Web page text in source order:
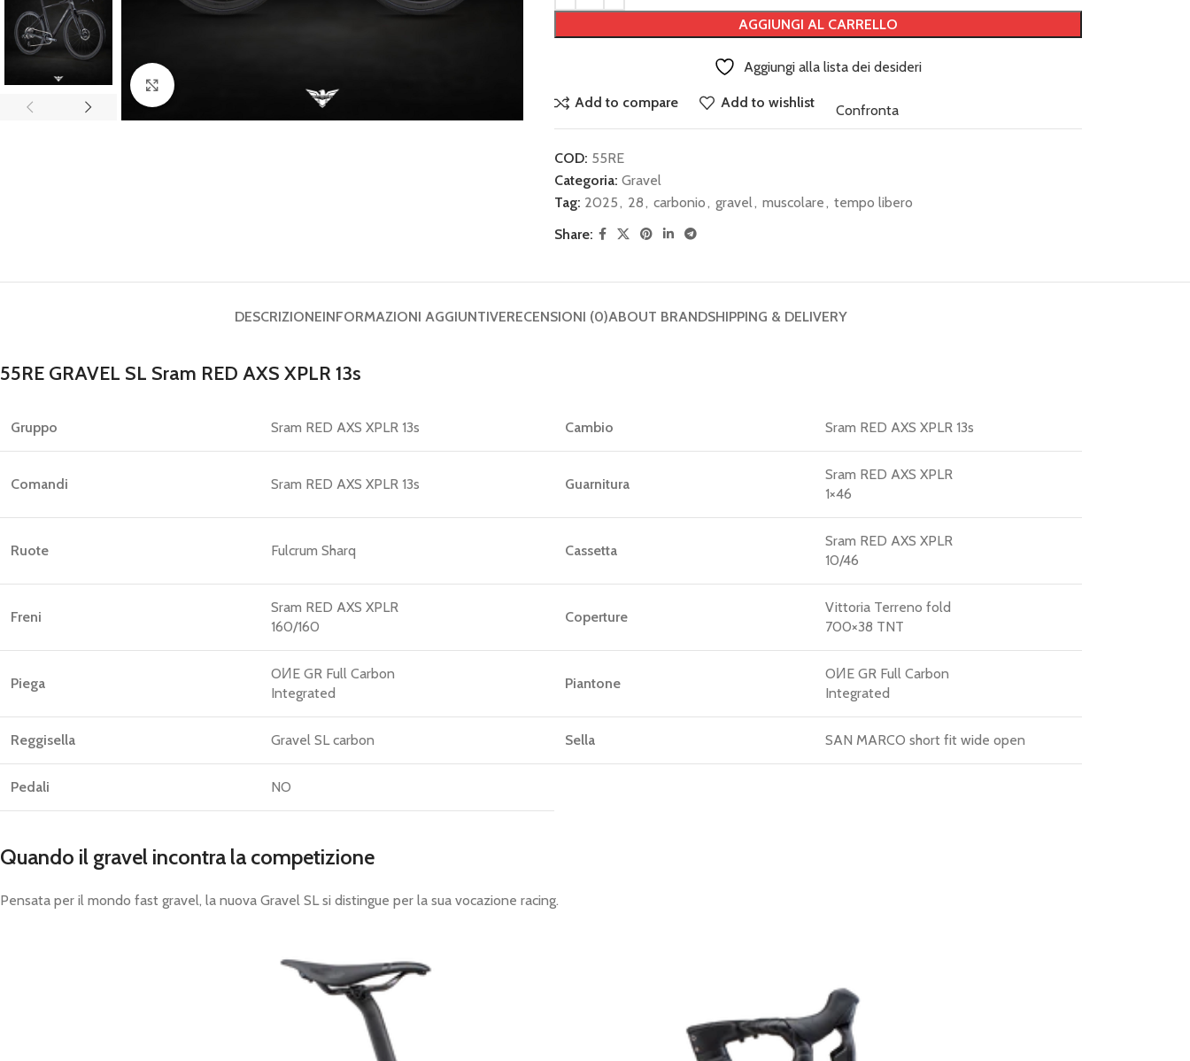
AGGIUNGI AL CARRELLO
Aggiungi alla lista dei desideri
Add to compare Add to wishlist Confronta
COD: 55RE
Categoria: Gravel
Tag: 2025 , 28 , carbonio , gravel , muscolare , tempo libero
Share:
DESCRIZIONEINFORMAZIONI AGGIUNTIVERECENSIONI (0)ABOUT BRANDSHIPPING & DELIVERY
55RE GRAVEL SL Sram RED AXS XPLR 13s
Gruppo Sram RED AXS XPLR 13s Cambio Sram RED AXS XPLR 13s
Comandi Sram RED AXS XPLR 13s Guarnitura
Sram RED AXS XPLR
1×46
Ruote Fulcrum Sharq Cassetta
Sram RED AXS XPLR
10/46
Freni
Sram RED AXS XPLR
160/160
Coperture
Vittoria Terreno fold
700×38 TNT
Piega
OИE GR Full Carbon
Integrated
Piantone
OИE GR Full Carbon
Integrated
Reggisella Gravel SL carbon Sella SAN MARCO short fit wide open
Pedali NO
Quando il gravel incontra la competizione
Pensata per il mondo fast gravel, la nuova Gravel SL si distingue per la sua vocazione racing.